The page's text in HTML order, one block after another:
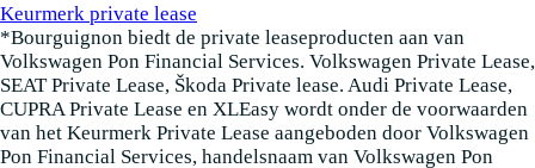
Keurmerk private lease
*Bourguignon biedt de private leaseproducten aan van
Volkswagen Pon Financial Services. Volkswagen Private Lease,
SEAT Private Lease, Škoda Private lease. Audi Private Lease,
CUPRA Private Lease en XLEasy wordt onder de voorwaarden
van het Keurmerk Private Lease aangeboden door Volkswagen
Pon Financial Services, handelsnaam van Volkswagen Pon